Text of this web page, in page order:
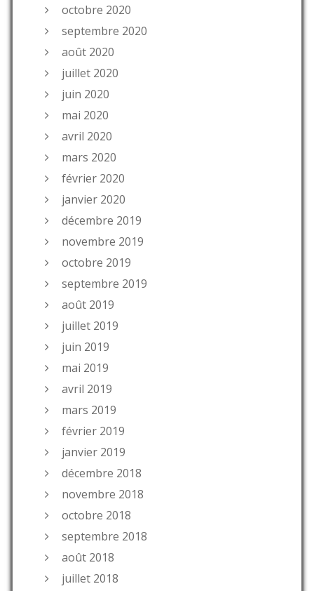
octobre 2020
septembre 2020
août 2020
juillet 2020
juin 2020
mai 2020
avril 2020
mars 2020
février 2020
janvier 2020
décembre 2019
novembre 2019
octobre 2019
septembre 2019
août 2019
juillet 2019
juin 2019
mai 2019
avril 2019
mars 2019
février 2019
janvier 2019
décembre 2018
novembre 2018
octobre 2018
septembre 2018
août 2018
juillet 2018